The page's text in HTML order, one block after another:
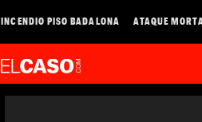
INCENDIO PISO BADALONA ATAQUE